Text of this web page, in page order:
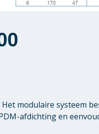
modulaire systeem
afdichting en